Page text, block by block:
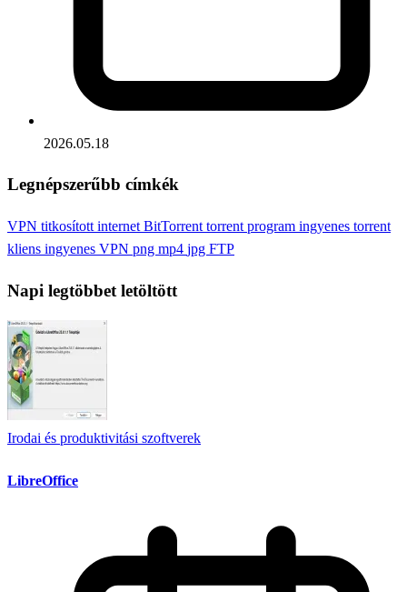
2026.05.18
Legnépszerűbb címkék
VPN titkosított internet BitTorrent torrent program ingyenes torrent
kliens ingyenes VPN png mp4 jpg FTP
Napi legtöbbet letöltött
Irodai és produktivitási szoftverek
LibreOffice